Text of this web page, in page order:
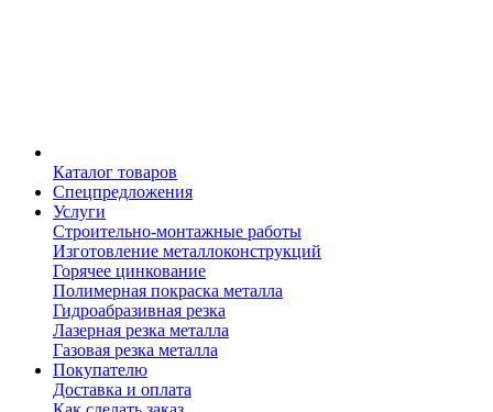
Каталог товаров
Спецпредложения
Услуги
Строительно-монтажные работы
Изготовление металлоконструкций
Горячее цинкование
Полимерная покраска металла
Гидроабразивная резка
Лазерная резка металла
Газовая резка металла
Покупателю
Доставка и оплата